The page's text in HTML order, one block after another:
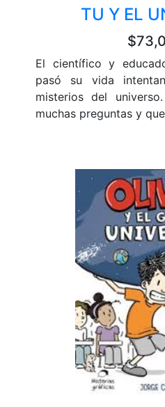
TU Y EL
El científico y
pasó su vida
misterios del
muchas preguntas y